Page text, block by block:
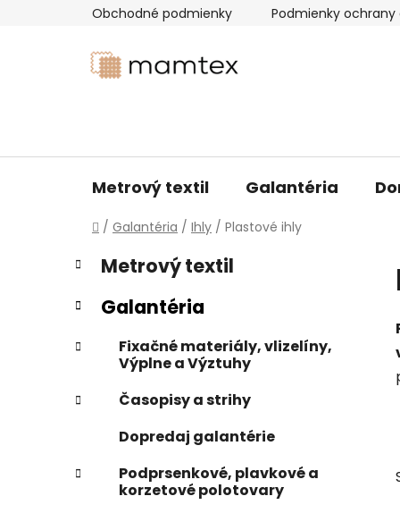
Obchodné podmienky Podmienky
Metrový textil Galantéria
Domov
/ Galantéria / Ihly / Plastové ihly
B
o
č
ý
a
l
Preskočiť
kategórie
K
a
t
e
ó
i
e
Metrový textil
Galantéria
Fixačné materiály, vlizelíny,
Výplne a Výztuhy
Časopisy a strihy
Dopredaj galantérie
Podprsenkové, plavkové a
korzetové polotovary